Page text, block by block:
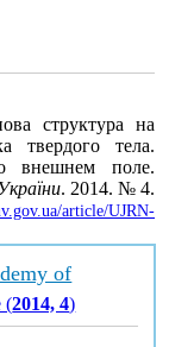
структура на
твердого тела.
внешнем поле.
. 2014. № 4.
article/UJRN-
of
(2014, 4)